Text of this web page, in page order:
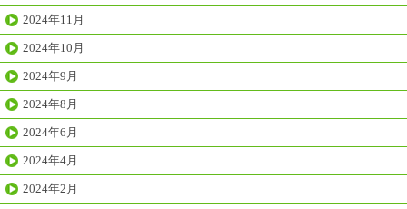
2024年11月
2024年10月
2024年9月
2024年8月
2024年6月
2024年4月
2024年2月